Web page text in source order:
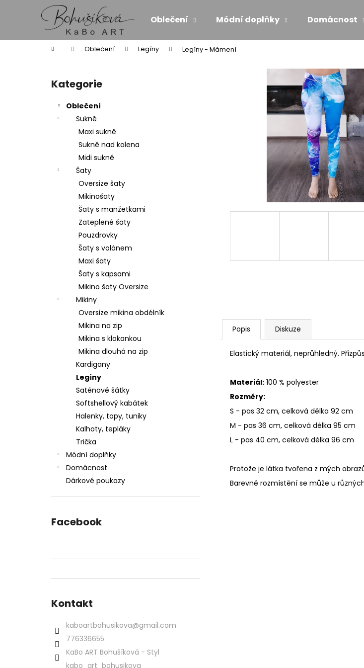
Oblečení Módní doplňky Domácnost
Domů Oblečení Legíny Legíny - Mámení
Přeskočit
kategorie
Kategorie
Oblečení
Sukně
Maxi sukně
Sukně nad kolena
Midi sukně
Šaty
Oversize šaty
Mikinošaty
Šaty s manžetkami
Zateplené šaty
Pouzdrovky
Šaty s volánem
Maxi šaty
Šaty s kapsami
Mikino šaty Oversize
Mikiny
Oversize mikina obdélník
Mikina na zip
Mikina s klokankou
Mikina dlouhá na zip
Kardigany
Legíny
Saténové šátky
Softshellový kabátek
Halenky, topy, tuniky
Kalhoty, tepláky
Trička
Módní doplňky
Domácnost
Dárkové poukazy
Facebook
Kontakt
kaboartbohusikova@gmail.com
776336655
KaBo ART Bohušíková - Styl
kabo_art_bohusikova
Popis Diskuze
Elastický materiál, neprůhledný.
Materiál: 100 % polyester
Rozměry:
S - pas 32 cm, celková délka 92 cm
M - pas 36 cm, celková délka 95 cm
L - pas 40 cm, celková délka 96 cm
Protože je látka tvořena z mých
Barevné rozmístění se může u
í
Zpět
do
Zpět
do
Co potřebujete najít?
Doporučujeme
ZAVINOVACÍ MIDI SUKNĚ/SATÉN - SÍLA
2 799 Kč
MAXI ŠATY - NÁDECH A VÝDECH